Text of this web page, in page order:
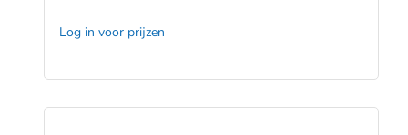
Log in voor prijzen